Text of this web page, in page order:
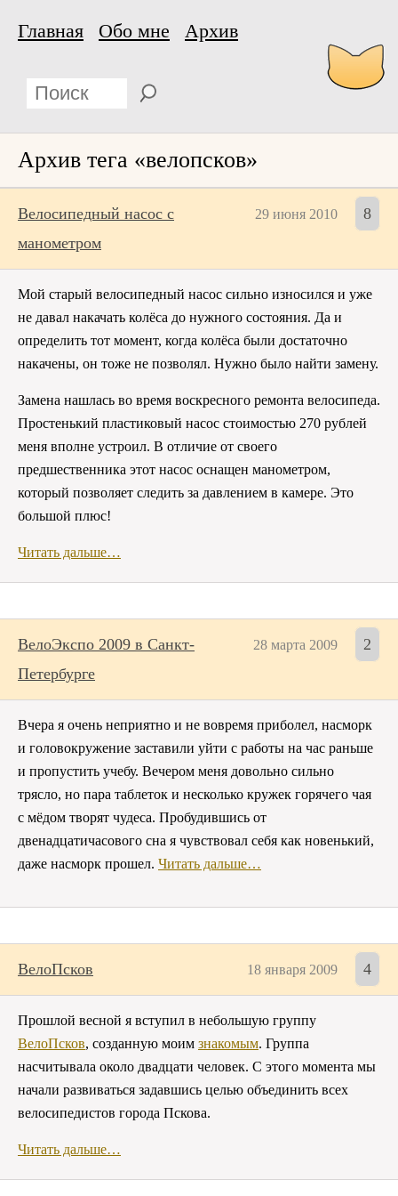
Главная Обо мне Архив
Архив тега «велопсков»
29 июня 2010 8
Велосипедный насос с
манометром
Мой старый велосипедный насос сильно износился и уже
не давал накачать колёса до нужного состояния. Да и
определить тот момент, когда колёса были достаточно
накачены, он тоже не позволял. Нужно было найти замену.
Замена нашлась во время воскресного ремонта велосипеда.
Простенький пластиковый насос стоимостью 270 рублей
меня вполне устроил. В отличие от своего
предшественника этот насос оснащен манометром,
который позволяет следить за давлением в камере. Это
большой плюс!
Читать дальше…
28 марта 2009 2
ВелоЭкспо 2009 в Санкт-
Петербурге
Вчера я очень неприятно и не вовремя приболел, насморк
и головокружение заставили уйти с работы на час раньше
и пропустить учебу. Вечером меня довольно сильно
трясло, но пара таблеток и несколько кружек горячего чая
с мёдом творят чудеса. Пробудившись от
двенадцатичасового сна я чувствовал себя как новенький,
даже насморк прошел. Читать дальше…
18 января 2009 4
ВелоПсков
Прошлой весной я вступил в небольшую группу
ВелоПсков, созданную моим знакомым. Группа
насчитывала около двадцати человек. С этого момента мы
начали развиваться задавшись целью объединить всех
велосипедистов города Пскова.
Читать дальше…